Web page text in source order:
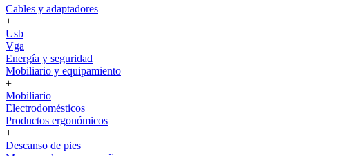
Cables y adaptadores
+
Usb
Vga
Energía y seguridad
Mobiliario y equipamiento
+
Mobiliario
Electrodomésticos
Productos ergonómicos
+
Descanso de pies